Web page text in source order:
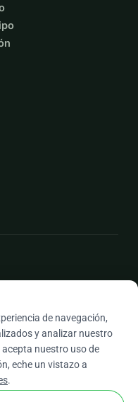
reseñas
de navegación,
y analizar nuestro
nuestro uso de
eche un vistazo a
.